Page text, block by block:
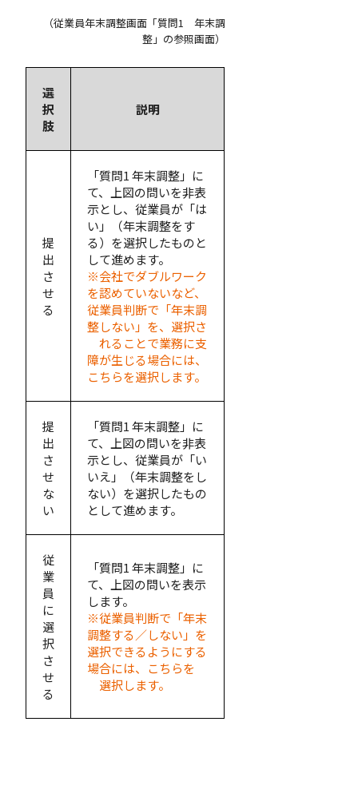
（従業員年末調整画面「質問1 年末調
整」の参照画面）
選
択
肢
説明
提
出
さ
せ
る
「質問1 年末調整」に
て、上図の問いを非表
示とし、従業員が「は
い」（年末調整をす
る）を選択したものと
して進めます。
※会社でダブルワーク
を認めていないなど、
従業員判断で「年末調
整しない」を、選択さ
れることで業務に支
障が生じる場合には、
こちらを選択します。
提
出
さ
せ
な
い
「質問1 年末調整」に
て、上図の問いを非表
示とし、従業員が「い
いえ」（年末調整をし
ない）を選択したもの
として進めます。
従
業
員
に
選
択
さ
せ
る
「質問1 年末調整」に
て、上図の問いを表示
します。
※従業員判断で「年末
調整する／しない」を
選択できるようにする
場合には、こちらを
選択します。